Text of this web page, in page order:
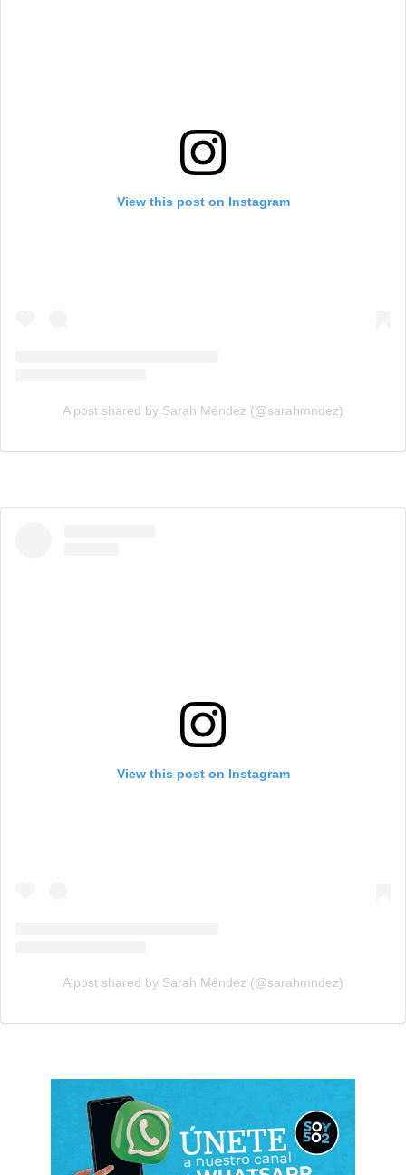
View this post on Instagram
A post shared by Sarah Méndez (@sarahmndez)
View this post on Instagram
A post shared by Sarah Méndez (@sarahmndez)